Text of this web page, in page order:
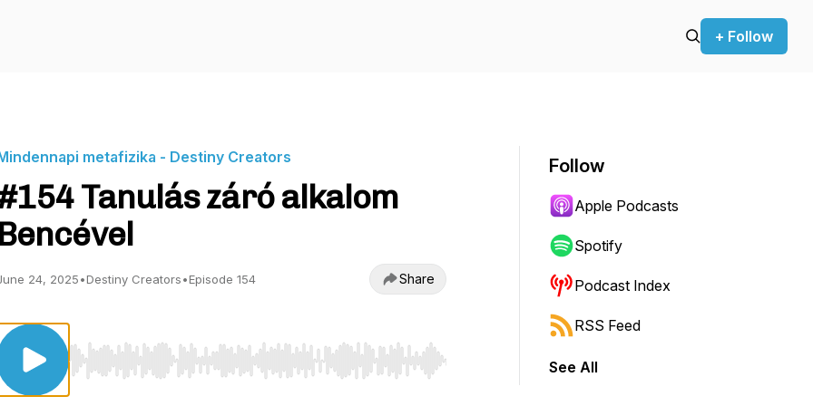
+ Follow
metafizika - Destiny Creators
Tanulás záró alkalom
24, 2025•Destiny Creators•Episode 154 Share
Use Left/Right to seek, Home/End to jump to start or end. Hold shift to jump forward or backward.
Follow
Apple Podcasts
Spotify
Podcast Index
RSS Feed
See All